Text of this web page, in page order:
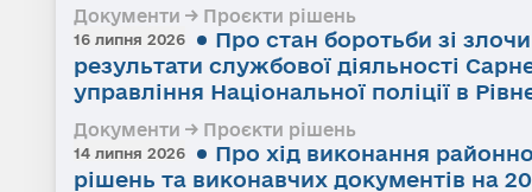
Документи → Проєкти рішень
16 липня 2026
Про стан боротьби зі
результати службової діяльності
управління Національної поліції в
Документи → Проєкти рішень
14 липня 2026
Про хід виконання
рішень та виконавчих документів на